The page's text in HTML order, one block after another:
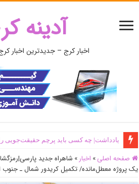
آدینه
اخبار کرج – جدیدترین اخبار
یادداشت| ‌چه کسی باید پرچم حقیقت‌جویی را
صفحه اصلی » اخبار » شاهراه جدید
یک پروژه‌ معطل‌مانده/ تکمیل کریدور شمال ـ جنوب ایران